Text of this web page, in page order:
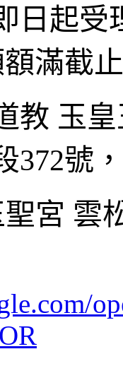
起受
滿截
玉皇
372號
宮 雲